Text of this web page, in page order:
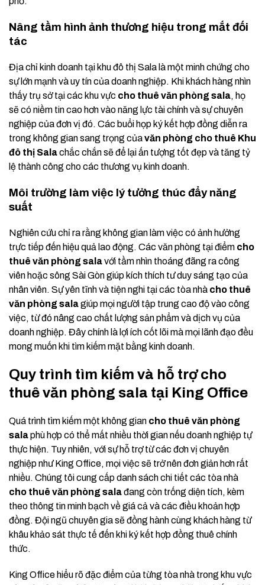
Nâng tầm hình ảnh thương hiệu trong mắt đối
tác
Địa chỉ kinh doanh tại khu đô thị Sala là một minh chứng cho
sự lớn mạnh và uy tín của doanh nghiệp. Khi khách hàng nhìn
thấy trụ sở tại các khu vực cho thuê văn phòng sala, họ
sẽ có niềm tin cao hơn vào năng lực tài chính và sự chuyên
nghiệp của đơn vị đó. Các buổi họp ký kết hợp đồng diễn ra
trong không gian sang trọng củavăn phòng cho thuê Khu
đô thị Salachắc chắn sẽ để lại ấn tượng tốt đẹp và tăng tỷ
lệ thành công cho các thương vụ kinh doanh.
Môi trường làm việc lý tưởng thúc đẩy năng
suất
Nghiên cứu chỉ ra rằng không gian làm việc có ảnh hưởng
trực tiếp đến hiệu quả lao động. Các văn phòng tại điểm cho
thuê văn phòng salavới tầm nhìn thoáng đãng ra công
viên hoặc sông Sài Gòn giúp kích thích tư duy sáng tạo của
nhân viên. Sự yên tĩnh và tiện nghi tại các tòa nhà cho thuê
văn phòng salagiúp mọi người tập trung cao độ vào công
việc, từ đó nâng cao chất lượng sản phẩm và dịch vụ của
doanh nghiệp. Đây chính là lợi ích cốt lõi mà mọi lãnh đạo đều
mong muốn khi tìm kiếm mặt bằng kinh doanh.
Quy trình tìm kiếm và hỗ trợ cho
thuê văn phòng sala tại King Office
Quá trình tìm kiếm một không gian cho thuê văn phòng
salaphù hợp có thể mất nhiều thời gian nếu doanh nghiệp tự
thực hiện. Tuy nhiên, với sự hỗ trợ từ các đơn vị chuyên
nghiệp như King Office, mọi việc sẽ trở nên đơn giản hơn rất
nhiều. Chúng tôi cung cấp danh sách chi tiết các tòa nhà
cho thuê văn phòng salađang còn trống diện tích, kèm
theo thông tin minh bạch về giá cả và các điều khoản hợp
đồng. Đội ngũ chuyên gia sẽ đồng hành cùng khách hàng từ
khâu khảo sát thực tế đến khi ký kết hợp đồng thuê chính
thức.
King Office hiểu rõ đặc điểm của từng tòa nhà trong khu vực